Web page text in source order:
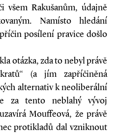
všem Rakušanům, údajně
Namísto hledání
posílení pravice došlo
otázka, zda to nebyl právě
(a jím zapříčiněná
alternativ k neoliberální
za tento neblahý vývoj
Mouffeová, že právě
protikladů dal vzniknout